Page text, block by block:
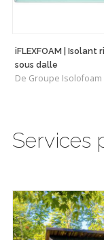
iFLEXFOAM | Isolant
sous dalle
De Groupe Isolofoam
Services